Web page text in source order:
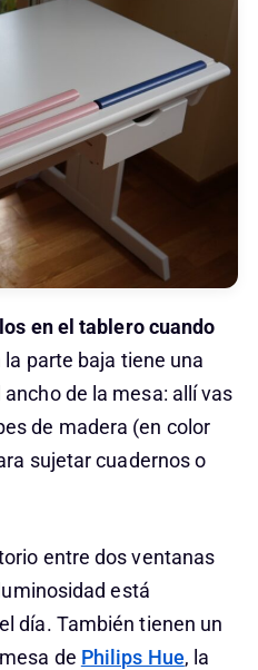
en el tablero cuando
la parte baja tiene una
de la mesa: allí vas
de madera (en color
sujetar cuadernos o
entre dos ventanas
está
día. También tienen un
de Philips Hue, la